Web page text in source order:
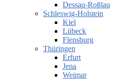
Dessau-Roßlau
Schleswig-Holstein
Kiel
Lübeck
Flensburg
Thüringen
Erfurt
Jena
Weimar